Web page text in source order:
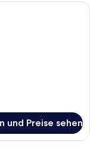
Hotelzimmer mit
und Preise sehen